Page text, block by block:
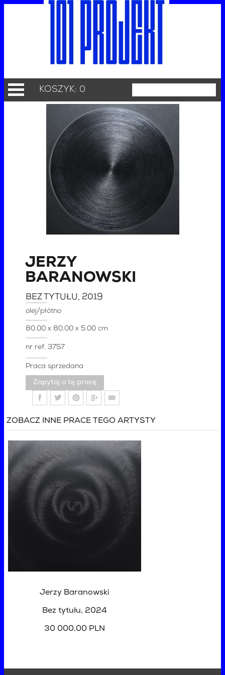
KOSZYK: 0
JERZY
BARANOWSKI
BEZ TYTUŁU, 2019
olej/płótno
80.00 x 80.00 x 5.00 cm
nr ref. 3757
Praca sprzedana
Zapytaj o tę pracę
ZOBACZ INNE PRACE TEGO ARTYSTY
Jerzy Baranowski
Bez tytułu, 2024
30 000,00 PLN